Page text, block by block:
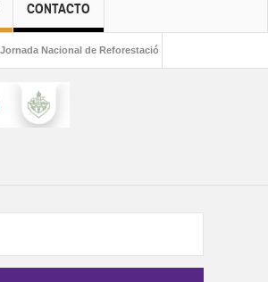
CONTACTO
de Reforestación 2026!